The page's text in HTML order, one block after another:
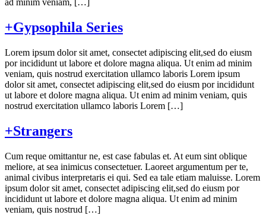
ad minim veniam, […]
+Gypsophila Series
Lorem ipsum dolor sit amet, consectet adipiscing elit,sed do eiusm
por incididunt ut labore et dolore magna aliqua. Ut enim ad minim
veniam, quis nostrud exercitation ullamco laboris Lorem ipsum
dolor sit amet, consectet adipiscing elit,sed do eiusm por incididunt
ut labore et dolore magna aliqua. Ut enim ad minim veniam, quis
nostrud exercitation ullamco laboris Lorem […]
+Strangers
Cum reque omittantur ne, est case fabulas et. At eum sint oblique
meliore, at sea inimicus consectetuer. Laoreet argumentum per te,
animal civibus interpretaris ei qui. Sed ea tale etiam maluisse. Lorem
ipsum dolor sit amet, consectet adipiscing elit,sed do eiusm por
incididunt ut labore et dolore magna aliqua. Ut enim ad minim
veniam, quis nostrud […]